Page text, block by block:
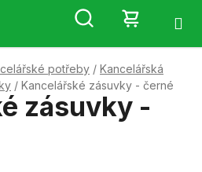
Hledat
KOŠÍK
potřeby / Kancelářská
/ Kancelářské zásuvky - černé
zásuvky -